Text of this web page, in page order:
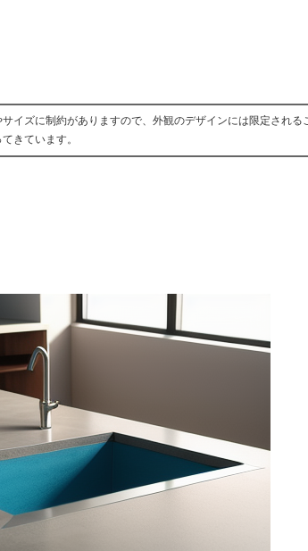
イズに制約がありますので、外観のデザインには限定される
きています。